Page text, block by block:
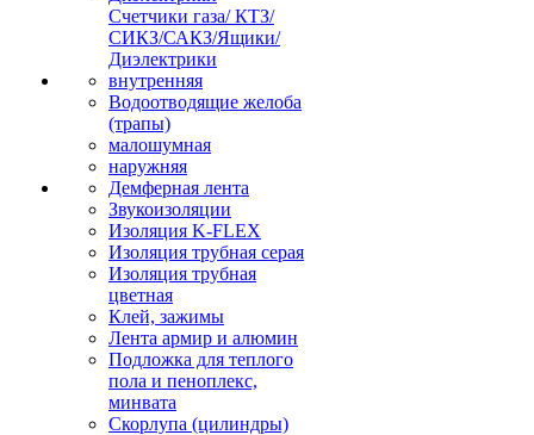
Счетчики газа/ КТЗ/
СИКЗ/САКЗ/Ящики/
Диэлектрики
внутренняя
Водоотводящие желоба
(трапы)
малошумная
наружняя
Демферная лента
Звукоизоляции
Изоляция K-FLEX
Изоляция трубная серая
Изоляция трубная
цветная
Клей, зажимы
Лента армир и алюмин
Подложка для теплого
пола и пеноплекс,
минвата
Скорлупа (цилиндры)